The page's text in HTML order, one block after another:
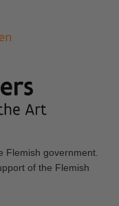
Flemish government.
of the Flemish